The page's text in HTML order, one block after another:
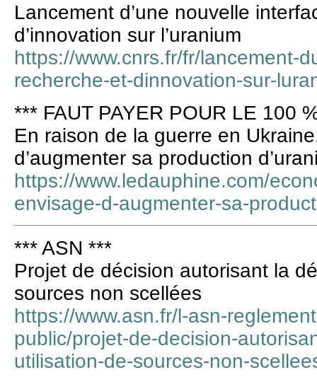
Lancement d’une nouvelle
d’innovation sur l’uranium
https://www.cnrs.fr/fr/lancement-
recherche-et-dinnovation-sur-
*** FAUT PAYER POUR LE 100
En raison de la guerre en
d’augmenter sa production
https://www.ledauphine.com/
envisage-d-augmenter-sa-
*** ASN ***
Projet de décision autorisant la
sources non scellées
https://www.asn.fr/l-asn-
public/projet-de-decision-
utilisation-de-sources-non-